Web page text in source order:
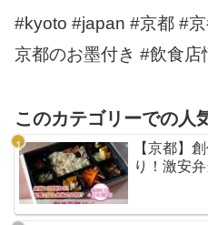
#kyoto #japan #京都 #
京都のお墨付き #飲食店
このカテゴリーでの人
【京都】
り！激安